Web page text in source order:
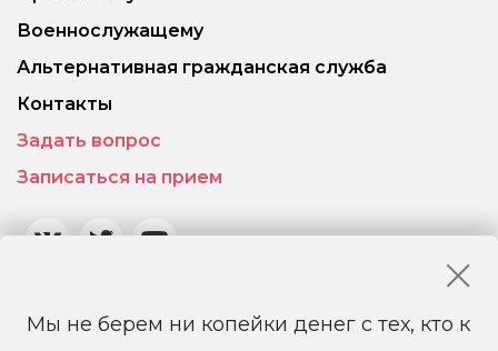
Мы не берем ни копейки денег с тех, кто к
Военнослужащему
Альтернативная гражданская служба
Контакты
Задать вопрос
Записаться на прием